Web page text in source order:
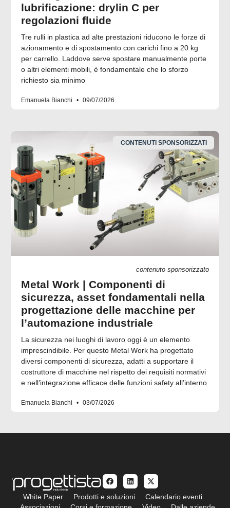
lubrificazione: drylin C per
regolazioni fluide
Tre rulli in plastica ad alte prestazioni riducono le forze di
azionamento e di spostamento con carichi fino a 20 kg
per carrello. Laddove serve spostare manualmente porte
o altri elementi mobili, è fondamentale che lo sforzo
richiesto sia minimo
Emanuela Bianchi 09/07/2026
CONTENUTI SPONSORIZZATI
contenuto sponsorizzato
Metal Work | Componenti di
sicurezza, asset fondamentali nella
progettazione delle macchine per
l’automazione industriale
La sicurezza nei luoghi di lavoro oggi è un elemento
imprescindibile. Per questo Metal Work ha progettato
diversi componenti di sicurezza, adatti a supportare il
costruttore di macchine nel rispetto dei requisiti normativi
e nell’integrazione efficace delle funzioni safety all’interno
Emanuela Bianchi 03/07/2026
White Paper Prodotti e soluzioni
Calendario eventi